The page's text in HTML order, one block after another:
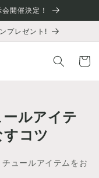
開催決定！
プレゼント!
ー
ールアイテ
コツ
チュールアイテムをお